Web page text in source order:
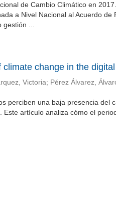
de Cambio Climático en
a Nivel Nacional al Acuerdo de
...
change in the
Victoria; Pérez Álvarez,
perciben una baja presencia del
Este artículo analiza cómo el